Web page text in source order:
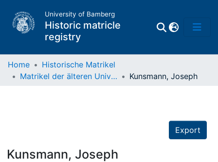
University of Bamberg
Historic matricle
registry
Home
Historische Matrikel
Matrikel der älteren Universität
Kunsmann, Joseph
Export
Kunsmann, Joseph